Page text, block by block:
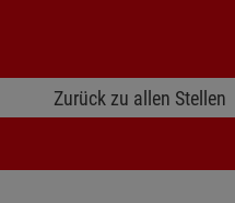
Zurück zu allen Stellen